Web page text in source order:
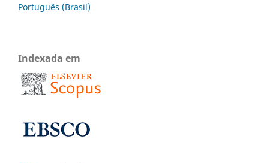
Português (Brasil)
Indexada em